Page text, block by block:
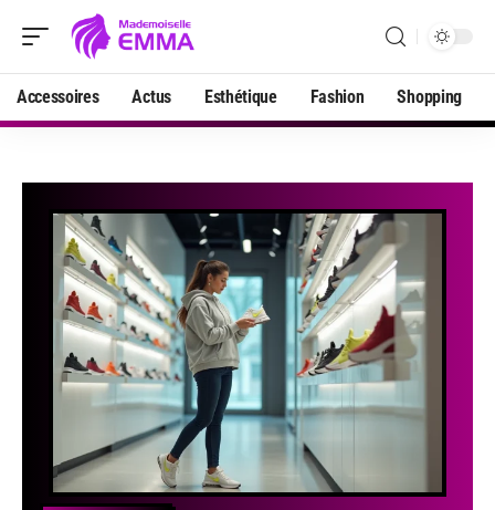
Accessoires Actus Esthétique Fashion Shopping